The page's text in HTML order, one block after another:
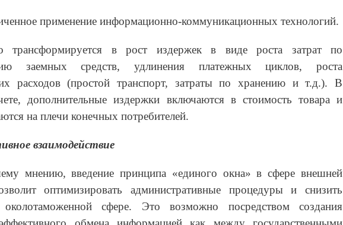
применение информационно-коммуникационных технологий.
трансформируется в рост издержек в виде роста затрат по
заемных средств, удлинения платежных циклов, роста
расходов (простой транспорт, затраты по хранению и т.д.). В
дополнительные издержки включаются в стоимость товара и
на плечи конечных потребителей.
взаимодействие
мнению, введение принципа «единого окна» в сфере внешней
оптимизировать административные процедуры и снизить
сфере. Это возможно посредством создания